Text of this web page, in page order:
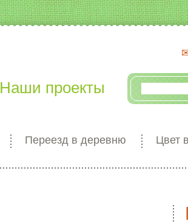
Переезд в деревню Цвет
Наши проекты